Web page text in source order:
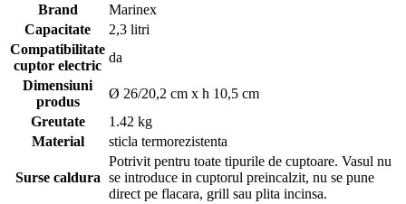
Brand
Marinex
Capacitate
2,3 litri
Compatibilitate
cuptor electric
da
Dimensiuni
produs
Ø 26/20,2 cm x h 10,5 cm
Greutate
1.42 kg
Material
sticla termorezistenta
Surse caldura
Potrivit pentru toate tipurile de cuptoare. Vasul nu
se introduce in cuptorul preincalzit, nu se pune
direct pe flacara, grill sau plita incinsa.